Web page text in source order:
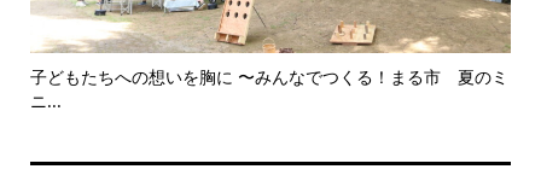
たちへの想いを胸に 〜みんなでつくる！まる市 夏のミ美野里中演